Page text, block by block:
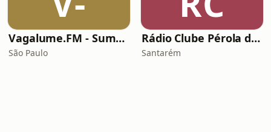
Vagalume.FM - Summer
São Paulo
Rádio Clube Pérola do Tapajós
Santarém